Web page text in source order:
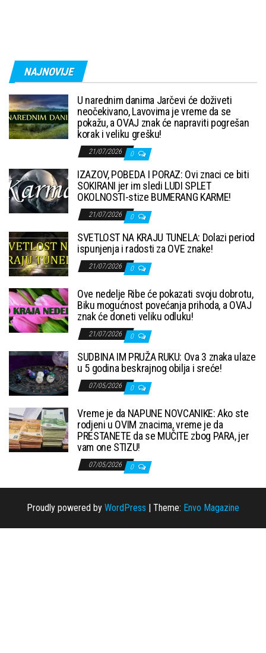
NAJNOVIJE
U narednim danima Jarčevi će doživeti
neočekivano, Lavovima je vreme da se
pokažu, a OVAJ znak će napraviti pogrešan
korak i veliku grešku!
21/07/2026 0
IZAZOV, POBEDA I PORAZ: Ovi znaci ce biti
SOKIRANI jer im sledi LUDI SPLET
OKOLNOSTI-stize BUMERANG KARME!
21/07/2026 0
SVETLOST NA KRAJU TUNELA: Dolazi period
ispunjenja i radosti za OVE znake!
21/07/2026 0
Ove nedelje Ribe će pokazati svoju dobrotu,
Biku mogućnost povećanja prihoda, a OVAJ
znak će doneti veliku odluku!
21/07/2026 0
SUDBINA IM PRUŽA RUKU: Ova 3 znaka ulaze
u 5 godina beskrajnog obilja i sreće!
07/05/2026 0
Vreme je da NAPUNE NOVCANIKE: Ako ste
rodjeni u OVIM znacima, vreme je da
PRESTANETE da se MUČITE zbog PARA, jer
vam one STIZU!
07/05/2026 0
Proudly powered by WordPress Theme: Envo Magazine